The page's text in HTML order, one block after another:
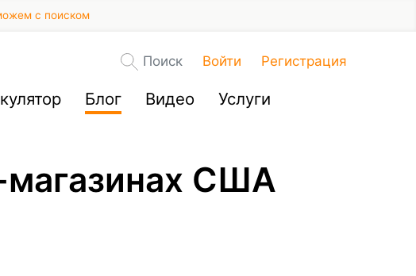
с поиском
Поиск Войти Регистрация
Блог Видео Услуги
магазинах США